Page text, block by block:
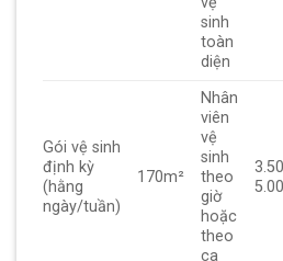
sinh
toàn
diện
Gói vệ sinh
định kỳ
(hằng
ngày/tuần)
170m²
Nhân
viên
vệ
sinh
theo
giờ
hoặc
theo
ca